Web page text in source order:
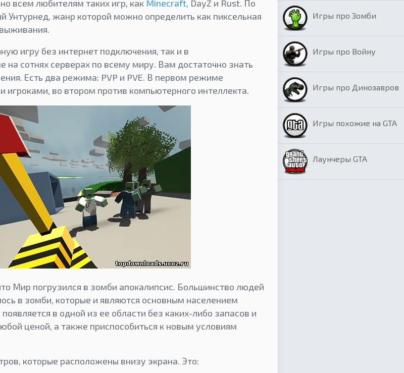
всем любителям таких игр, как Minecraft, DayZ и Rust. По
Унтурнед, жанр которой можно определить как пиксельная
игру без интернет подключения, так и в
сотнях серверах по всему миру. Вам достаточно знать
Есть два режима: PVP и PVE. В первом режиме
во втором против компьютерного интеллекта.
Мир погрузился в зомби апокалипсис. Большинство людей
в зомби, которые и являются основным населением
в одной из ее области без каких-либо запасов и
ценой, а также приспособиться к новым условиям
которые расположены внизу экрана. Это:
Игры про Зомби
Игры про Войну
Игры про Динозавров
Игры похожие на GTA
Лаунчеры GTA